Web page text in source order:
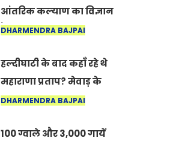
आंतरिक कल्याण का विज्ञान
है: अंतरराष्ट्रीय योग दिवस
DHARMENDRA BAJPAI
हल्दीघाटी के बाद कहाँ रहे थे
महाराणा प्रताप? मेवाड़ के
इतिहास का वह अनकहा
में जीवित है
DHARMENDRA BAJPAI
100 ग्वाले और 3,000 गायें